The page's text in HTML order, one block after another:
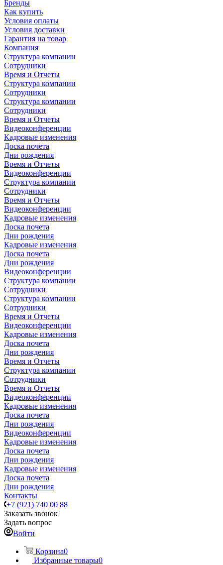
Бренды
Как купить
Условия оплаты
Условия доставки
Гарантия на товар
Компания
Структура компании
Сотрудники
Время и Отчеты
Структура компании
Сотрудники
Структура компании
Сотрудники
Время и Отчеты
Видеоконференции
Кадровые изменения
Доска почета
Дни рождения
Время и Отчеты
Видеоконференции
Структура компании
Сотрудники
Время и Отчеты
Видеоконференции
Кадровые изменения
Доска почета
Дни рождения
Кадровые изменения
Доска почета
Дни рождения
Видеоконференции
Структура компании
Сотрудники
Структура компании
Сотрудники
Время и Отчеты
Видеоконференции
Кадровые изменения
Доска почета
Дни рождения
Время и Отчеты
Структура компании
Сотрудники
Время и Отчеты
Видеоконференции
Кадровые изменения
Доска почета
Дни рождения
Видеоконференции
Кадровые изменения
Доска почета
Дни рождения
Кадровые изменения
Доска почета
Дни рождения
Контакты
+7 (921) 740 00 88
Заказать звонок
Задать вопрос
Войти
Корзина0
Избранные товары0